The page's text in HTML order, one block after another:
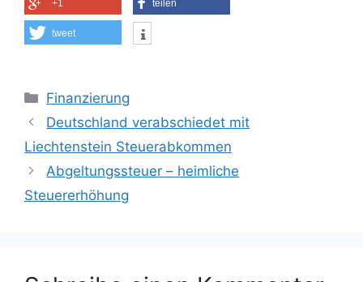
+1 teilen
tweet
Kategorien
Finanzierung
Deutschland verabschiedet mit
Liechtenstein Steuerabkommen
Abgeltungssteuer – heimliche
Steuererhöhung